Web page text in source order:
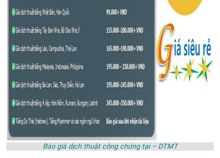
Báo giá dịch thuật công chứng tại – DTMT